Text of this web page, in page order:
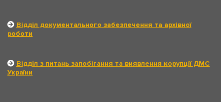
Відділ документального забезпечення та архівної
роботи
Відділ з питань запобігання та виявлення корупції ДМС
України